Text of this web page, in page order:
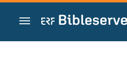
Zum Inhalt springen